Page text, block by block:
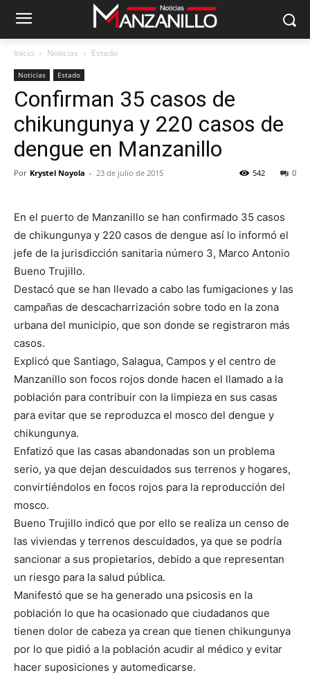
Inicio Noticias Estado
Noticias Estado
Confirman 35 casos de
chikungunya y 220 casos de
dengue en Manzanillo
Por Krystel Noyola - 23 de julio de 2015 0
542
En el puerto de Manzanillo se han confirmado 35 casos
de chikungunya y 220 casos de dengue así lo informó el
jefe de la jurisdicción sanitaria número 3, Marco Antonio
Bueno Trujillo.
Destacó que se han llevado a cabo las fumigaciones y las
campañas de descacharrización sobre todo en la zona
urbana del municipio, que son donde se registraron más
casos.
Explicó que Santiago, Salagua, Campos y el centro de
Manzanillo son focos rojos donde hacen el llamado a la
población para contribuir con la limpieza en sus casas
para evitar que se reproduzca el mosco del dengue y
chikungunya.
Enfatizó que las casas abandonadas son un problema
serio, ya que dejan descuidados sus terrenos y hogares,
convirtiéndolos en focos rojos para la reproducción del
mosco.
Bueno Trujillo indicó que por ello se realiza un censo de
las viviendas y terrenos descuidados, ya que se podría
sancionar a sus propietarios, debido a que representan
un riesgo para la salud pública.
Manifestó que se ha generado una psicosis en la
población lo que ha ocasionado que ciudadanos que
tienen dolor de cabeza ya crean que tienen chikungunya
por lo que pidió a la población acudir al médico y evitar
hacer suposiciones y automedicarse.